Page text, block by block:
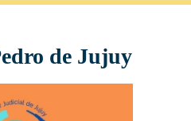
de Jujuy